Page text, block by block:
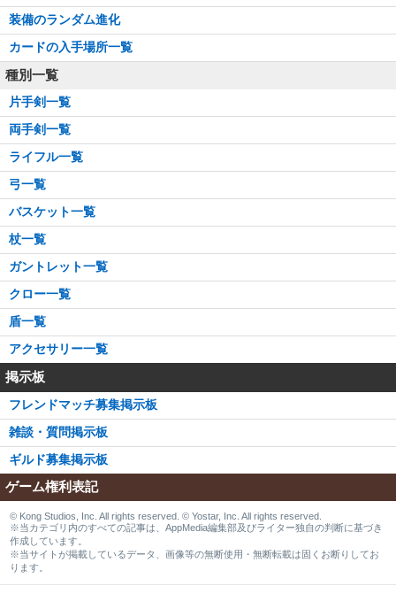
装備のランダム進化
カードの入手場所一覧
種別一覧
片手剣一覧
両手剣一覧
ライフル一覧
弓一覧
バスケット一覧
杖一覧
ガントレット一覧
クロー一覧
盾一覧
アクセサリー一覧
掲示板
フレンドマッチ募集掲示板
雑談・質問掲示板
ギルド募集掲示板
ゲーム権利表記
© Kong Studios, Inc. All rights reserved. © Yostar, Inc. All rights reserved.
※当カテゴリ内のすべての記事は、AppMedia編集部及びライター独自の判断に基づき
作成しています。
※当サイトが掲載しているデータ、画像等の無断使用・無断転載は固くお断りしてお
ります。